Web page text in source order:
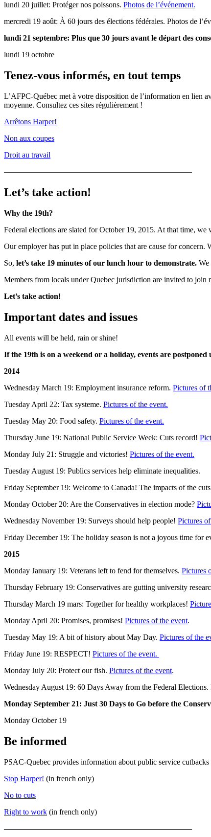
lundi 20 juillet: Protéger nos poissons. Photos de l’événement.
mercredi 19 août: À 60 jours des élections fédérales. Photos de
lundi 21 septembre: Plus que 30 jours avant le départ des
lundi 19 octobre
Tenez-vous informés, en tout temps
L’AFPC-Québec met à votre disposition de l’information en lien
moyenne. Consultez ces sites régulièrement !
Arrêtons Harper!
Non aux coupes
Droit au travail
————————————————————————
Let’s take action!
Why the 19th?
Federal elections are slated for October 19, 2015. At that time,
Our employer has put in place policies that are cause for
So, let’s take 19 minutes of our lunch hour to demonstrate. We
Members from locals under Quebec jurisdiction are invited to join
Let’s take action!
Important dates and issues
All events will be held, rain or shine!
If the 19th is on a weekend or a holiday, events are
2014
Wednesday March 19: Employment insurance reform. Pictures of
Tuesday April 22: Tax systeme. Pictures of the event.
Tuesday May 20: Food safety. Pictures of the event.
Thursday June 19: National Public Service Week: Cuts record!
Monday July 21: Struggle and victories! Pictures of the event.
Tuesday August 19: Publics services help eliminate inequalities.
Friday September 19: Welcome to Canada! The impacts of the
Monday October 20: Are the Conservatives in election mode?
Wednesday November 19: Surveys should help people! Pictures
Friday December 19: The holiday season is not a joyous time for
2015
Monday January 19: Veterans left to fend for themselves. Pictures
Thursday February 19: Conservatives are gutting university
Thursday March 19 mars: Together for healthy workplaces!
Monday April 20: Promises, promises! Pictures of the event.
Tuesday May 19: A bit of history about May Day. Pictures of the
Friday June 19: RESPECT! Pictures of the event.
Monday July 20: Protect our fish. Pictures of the event.
Wednesday August 19: 60 Days Away from the Federal Elections.
Monday September 21: Just 30 Days to Go before the
Monday October 19
Be informed
PSAC-Quebec provides information about public service
Stop Harper! (in french only)
No to cuts
Right to work (in french only)
————————————————————————